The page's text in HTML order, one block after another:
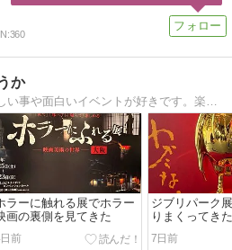
360
か
ラーに触れる展でホラー
画の裏側を見てきた
前
ジブリパーク
りまくってきた
7日前